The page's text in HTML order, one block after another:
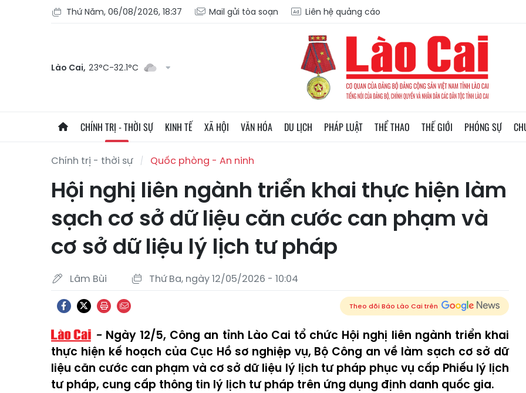
Thứ Năm, 06/08/2026, 18:37 Mail gửi tòa soạn Liên hệ quảng cáo
Lào Cai, 23°C-32.1°C
CHÍNH TRỊ - THỜI SỰ KINH TẾ XÃ HỘI VĂN HÓA DU LỊCH PHÁP LUẬT THỂ THAO THẾ GIỚI PHÓNG SỰ
Chính trị - thời sự Quốc phòng - An ninh
Hội nghị liên ngành triển khai thực hiện làm
sạch cơ sở dữ liệu căn cước can phạm và
cơ sở dữ liệu lý lịch tư pháp
Lâm Bùi Thứ Ba, ngày 12/05/2026 - 10:04
Theo dõi Báo Lào Cai trên
Ngày 12/5, Công an tỉnh Lào Cai tổ chức Hội nghị liên ngành triển khai
thực hiện kế hoạch của Cục Hồ sơ nghiệp vụ, Bộ Công an về làm sạch cơ sở dữ
liệu căn cước can phạm và cơ sở dữ liệu lý lịch tư pháp phục vụ cấp Phiếu lý lịch
tư pháp, cung cấp thông tin lý lịch tư pháp trên ứng dụng định danh quốc gia.